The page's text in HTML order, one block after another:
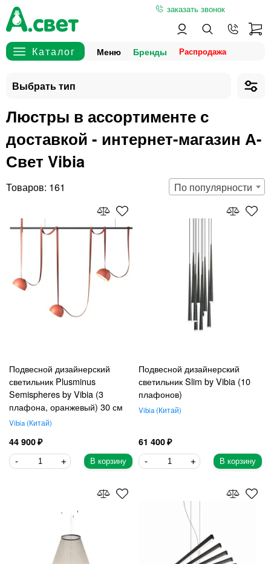
заказать звонок
Меню Бренды
Люстры в ассортименте с
доставкой - интернет-магазин А-
Свет Vibia
161 По популярности
Подвесной дизайнерский
светильник Plusminus
Semispheres by Vibia (3
плафона, оранжевый) 30 см
Vibia Китай
44 900
В корзину
Подвесной дизайнерский
светильник Slim by Vibia (10
плафонов)
Vibia Китай
61 400
В корзину